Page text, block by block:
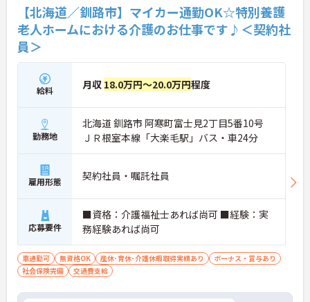
【北海道／釧路市】マイカー通勤OK☆特別養護
老人ホームにおける介護のお仕事です♪＜契約社
員＞
給料 月収 18.0万円～20.0万円程度
勤務地
北海道 釧路市 阿寒町富士見2丁目5番10号
ＪＲ根室本線「大楽毛駅」バス・車24分
雇用形態 契約社員・嘱託社員
応募要件
■資格：介護福祉士あれば尚可 ■経験：実
務経験あれば尚可
車通勤可 無資格OK 産休･育休･介護休暇取得実績あり
ボーナス・賞与あり
社会保険完備
交通費支給